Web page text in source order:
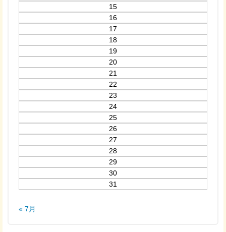
15
16
17
18
19
20
21
22
23
24
25
26
27
28
29
30
31
« 7月